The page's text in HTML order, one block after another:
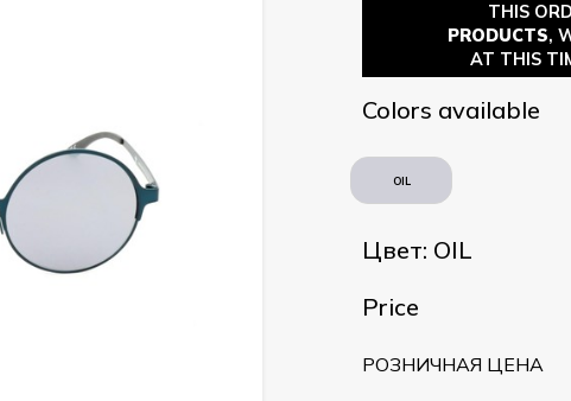
THIS
PRODUCTS,
AT THIS
Colors available
OIL
Цвет: OIL
Price
РОЗНИЧНАЯ ЦЕНА